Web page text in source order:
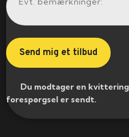
Du modtager en kvittering
forespørgsel er sendt.​